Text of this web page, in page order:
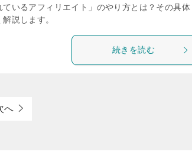
いるアフィリエイト」のやり方とは？その具体
説します。
続きを読む
へ